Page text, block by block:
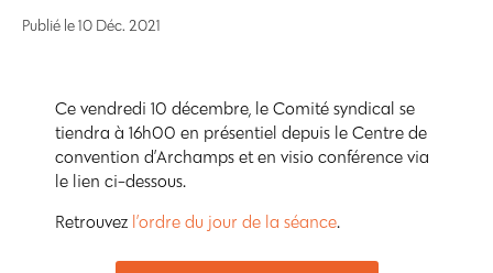
Publié le10 Déc. 2021
Ce vendredi 10 décembre, le Comité syndical se
tiendra à 16h00 en présentiel depuis le Centre de
convention d’Archamps et en visio conférence via
le lien ci-dessous.
Retrouvez l’ordre du jour de la séance.